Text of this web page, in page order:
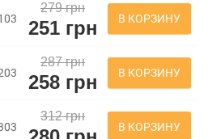
279 грн
251 грн В КОРЗИНУ
287 грн
258 грн В КОРЗИНУ
312 грн
В КОРЗИНУ